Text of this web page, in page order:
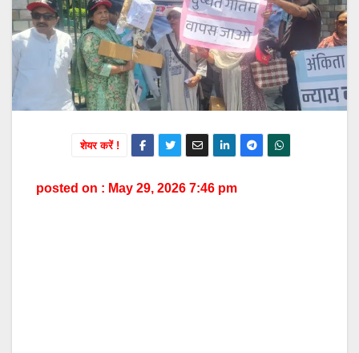
शेयर करें !
posted on : May 29, 2026 7:46 pm